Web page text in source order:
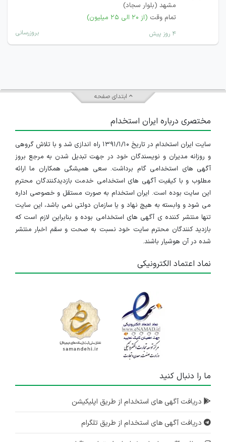
مشهد (بلوار سجاد)
تمام وقت (از ۲۰ الی ۲۵ میلیون)
۴ روز پیش بروزرسانی
ابتدای صفحه
مختصری درباره ایران استخدام
سایت ایران استخدام در تاریخ ۱۳۹۱/۱/۱۰ راه اندازی شد و با تلاش گروهی
و روزانه مدیران و نویسندگان خود در جهت تبدیل شدن به مرجع بروز
آگهی های استخدامی گام برداشت. سعی همیشگی همکاران ما ارائه
مطلوب و با کیفیت آگهی های استخدامی خدمت بازدیدکنندگان محترم
این سایت بوده است. ایران استخدام به صورت مستقل و خصوصی اداره
می شود و وابسته به هیچ نهاد و یا سازمان دولتی نمی باشد، این سایت
تنها منتشر کننده ی آگهی های استخدامی بوده و بنابراین لازم است که
بازدید کنندگان محترم سایت خود نسبت به صحت و سقم اخبار منتشر
شده در آن هوشیار باشند.
نماد اعتماد الکترونیکی
ما را دنبال کنید
دریافت آگهی های استخدام از طریق اپلیکیشن
دریافت آگهی های استخدام از طریق تلگرام